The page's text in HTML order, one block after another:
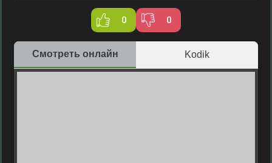
0 0
Смотреть онлайн Kodik